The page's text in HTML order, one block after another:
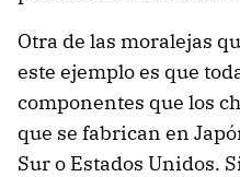
Otra de las moralejas
este ejemplo es que
componentes que los
que se fabrican en
Sur o Estados Unidos.